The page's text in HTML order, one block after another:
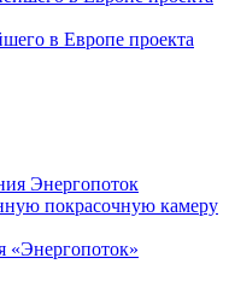
в Европе проекта
«Энергопоток»